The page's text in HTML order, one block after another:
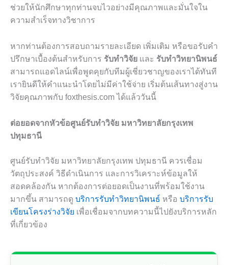
ช่วยให้นักศึกษาทุกท่านจบไวอย่างมีคุณภาพและมั่นใจใน
ความสำเร็จทางวิชาการ
หากท่านต้องการสอบถามรายละเอียด เพิ่มเติม หรือขอรับคำ
ปรึกษาเบื้องต้นสำหรับการ รับทำวิจัย และ รับทำวิทยานิพนธ์
สามารถแอดไลน์เพื่อพูดคุยกับทีมผู้เชี่ยวชาญของเราได้ทันที
เรายินดีให้คำแนะนำโดยไม่มีค่าใช้จ่าย เริ่มต้นเส้นทางสู่งาน
วิจัยคุณภาพกับ foxthesis.com ได้แล้ววันนี้
ต่อยอดจากหัวข้อศูนย์รับทำวิจัย มหาวิทยาลัยกรุงเทพ
ปทุมธานี
ศูนย์รับทำวิจัย มหาวิทยาลัยกรุงเทพ ปทุมธานี ควรเชื่อม
วัตถุประสงค์ วิธีดำเนินการ และการวิเคราะห์ข้อมูลให้
สอดคล้องกัน หากต้องการต่อยอดเป็นงานที่พร้อมใช้งาน
มากขึ้น สามารถดู บริการรับทำวิทยานิพนธ์ หรือ บริการรับ
เขียนโครงร่างวิจัย เพื่อเชื่อมจากบทความนี้ไปยังบริการหลัก
ที่เกี่ยวข้อง